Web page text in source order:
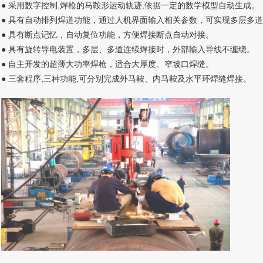
● 采用数字控制,焊枪的马鞍形运动轨迹,依据一定的数学模型自动生成。
● 具有自动排列焊道功能，通过人机界面输入相关参数，可实现多层多道
● 具有断点记忆，自动复位功能，方便焊接断点自动对接。
● 具有旋转导电装置，多层、多道连续焊接时，外部输入导线不缠绕。
● 自主开发的超薄大功率焊枪，适合大厚度、窄坡口焊缝。
● 三套程序,三种功能,可分别完成外马鞍、内马鞍及水平环焊缝焊接。